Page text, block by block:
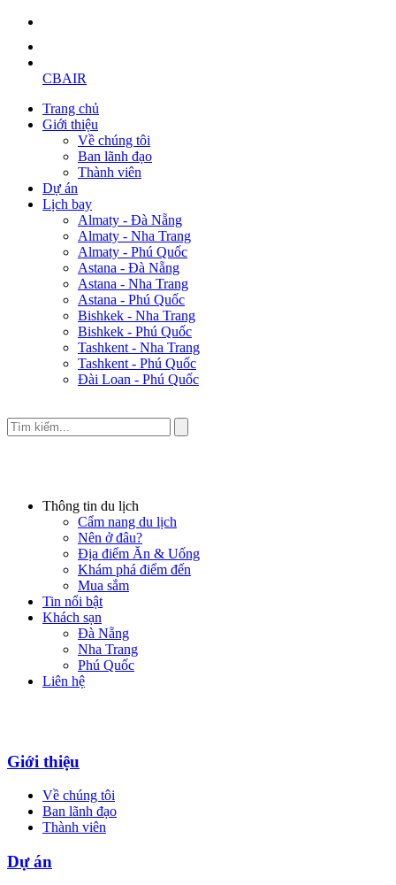
CBAIR
Trang chủ
Giới thiệu
Về chúng tôi
Ban lãnh đạo
Thành viên
Dự án
Lịch bay
Almaty - Đà Nẵng
Almaty - Nha Trang
Almaty - Phú Quốc
Astana - Đà Nẵng
Astana - Nha Trang
Astana - Phú Quốc
Bishkek - Nha Trang
Bishkek - Phú Quốc
Tashkent - Nha Trang
Tashkent - Phú Quốc
Đài Loan - Phú Quốc
Thông tin du lịch
Cẩm nang du lịch
Nên ở đâu?
Địa điểm Ăn & Uống
Khám phá điểm đến
Mua sắm
Tin nổi bật
Khách sạn
Đà Nẵng
Nha Trang
Phú Quốc
Liên hệ
Giới thiệu
Về chúng tôi
Ban lãnh đạo
Thành viên
Dự án